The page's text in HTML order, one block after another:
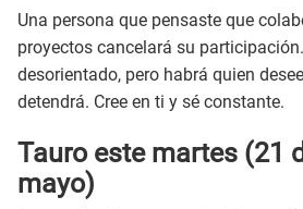
Una persona que pensaste que
proyectos cancelará su
desorientado, pero habrá quien
detendrá. Cree en ti y sé constante.
Tauro este martes (21
mayo)